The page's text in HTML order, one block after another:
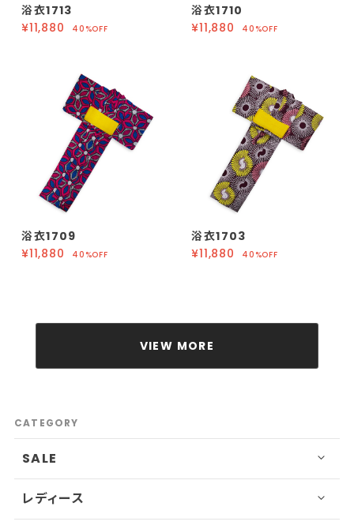
浴衣1713
¥11,880
40%OFF
浴衣1710
¥11,880
40%OFF
浴衣1709
¥11,880
40%OFF
浴衣1703
¥11,880
40%OFF
VIEW MORE
CATEGORY
SALE
レディース